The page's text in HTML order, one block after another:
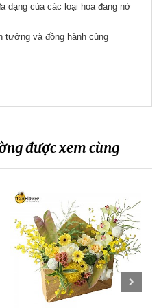
dạng của các loại hoa đang nở
tưởng và đồng hành cùng
được xem cùng